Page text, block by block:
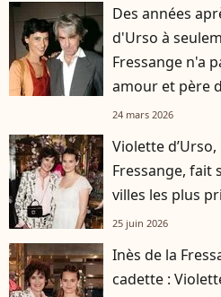
Des années
d'Urso à
Fressange n'a
amour et père
24 mars 2026
Violette d’Urso,
Fressange, fait
villes les plus
25 juin 2026
Inès de la
cadette :